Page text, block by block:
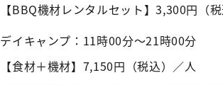
【BBQ機材レンタルセット】3,300円（
デイキャンプ：11時00分～21時00分
【食材＋機材】7,150円（税込）／人